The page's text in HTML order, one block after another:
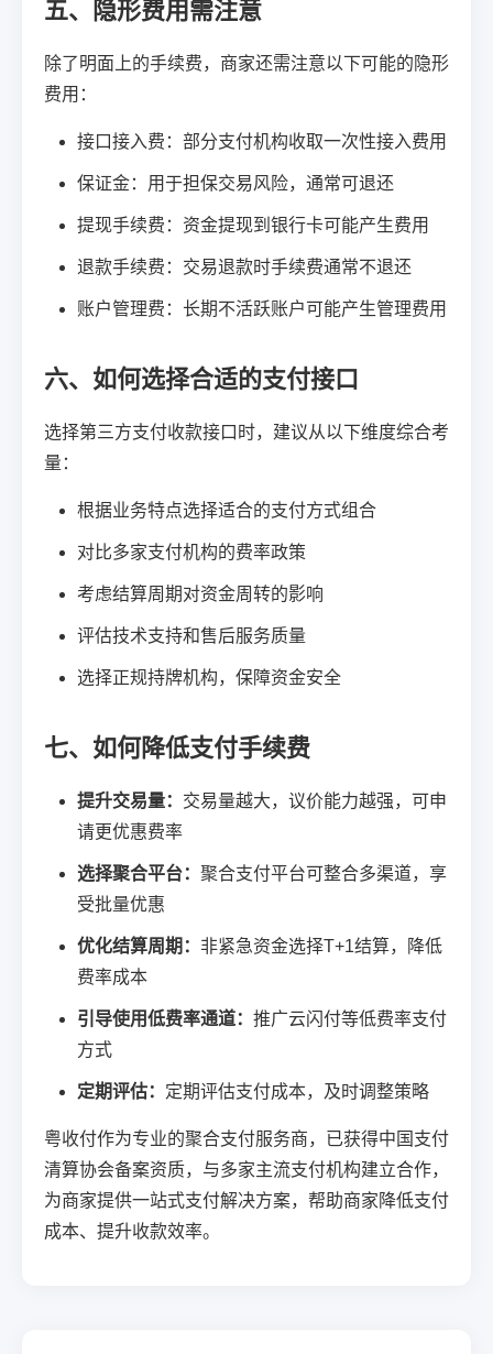
五、隐形费用需注意
除了明面上的手续费，商家还需注意以下可能的隐形
费用：
接口接入费：部分支付机构收取一次性接入费用
保证金：用于担保交易风险，通常可退还
提现手续费：资金提现到银行卡可能产生费用
退款手续费：交易退款时手续费通常不退还
账户管理费：长期不活跃账户可能产生管理费用
六、如何选择合适的支付接口
选择第三方支付收款接口时，建议从以下维度综合考
量：
根据业务特点选择适合的支付方式组合
对比多家支付机构的费率政策
考虑结算周期对资金周转的影响
评估技术支持和售后服务质量
选择正规持牌机构，保障资金安全
七、如何降低支付手续费
提升交易量： 交易量越大，议价能力越强，可申
请更优惠费率
选择聚合平台： 聚合支付平台可整合多渠道，享
受批量优惠
优化结算周期： 非紧急资金选择T+1结算，降低
费率成本
引导使用低费率通道： 推广云闪付等低费率支付
方式
定期评估： 定期评估支付成本，及时调整策略
粤收付作为专业的聚合支付服务商，已获得中国支付
清算协会备案资质，与多家主流支付机构建立合作，
为商家提供一站式支付解决方案，帮助商家降低支付
成本、提升收款效率。